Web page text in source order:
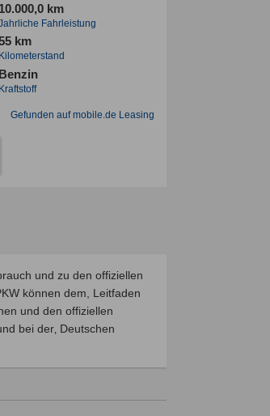
10.000,0 km
Fahrleistung
km
Kilometerstand
Benzin
Kraftstoff
Gefunden auf mobile.de Leasing
und zu den offiziellen
können dem, Leitfaden
und den offiziellen
bei der‚ Deutschen